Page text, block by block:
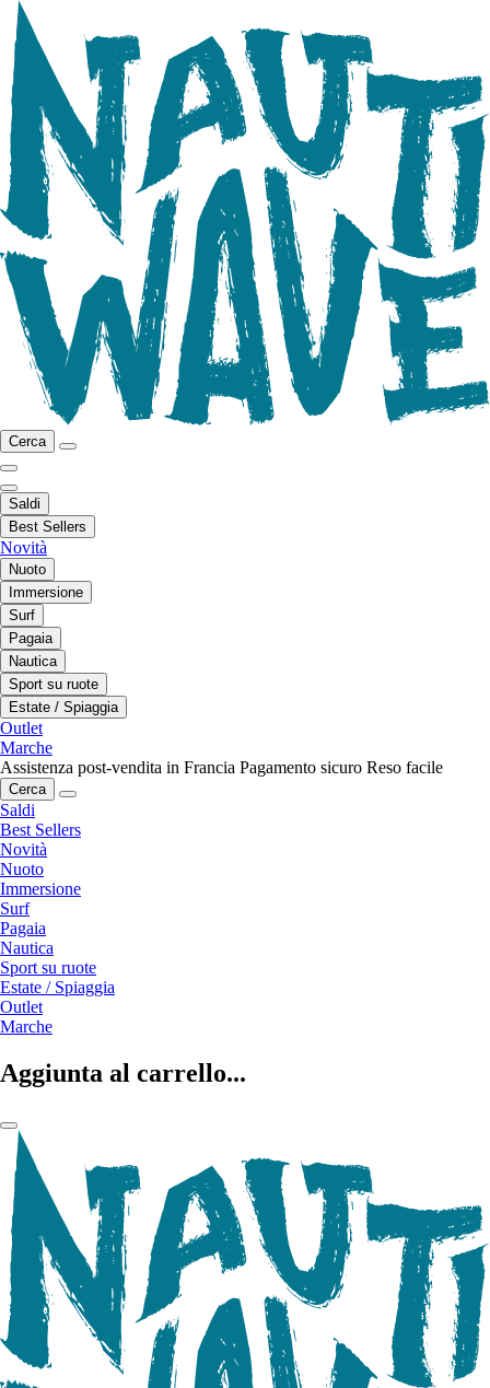
Cerca
Saldi
Best Sellers
Novità
Nuoto
Immersione
Surf
Pagaia
Nautica
Sport su ruote
Estate / Spiaggia
Outlet
Marche
Assistenza post-vendita in Francia Pagamento sicuro Reso facile
Cerca
Saldi
Best Sellers
Novità
Nuoto
Immersione
Surf
Pagaia
Nautica
Sport su ruote
Estate / Spiaggia
Outlet
Marche
Aggiunta al carrello...